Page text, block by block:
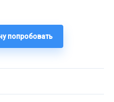
попробовать